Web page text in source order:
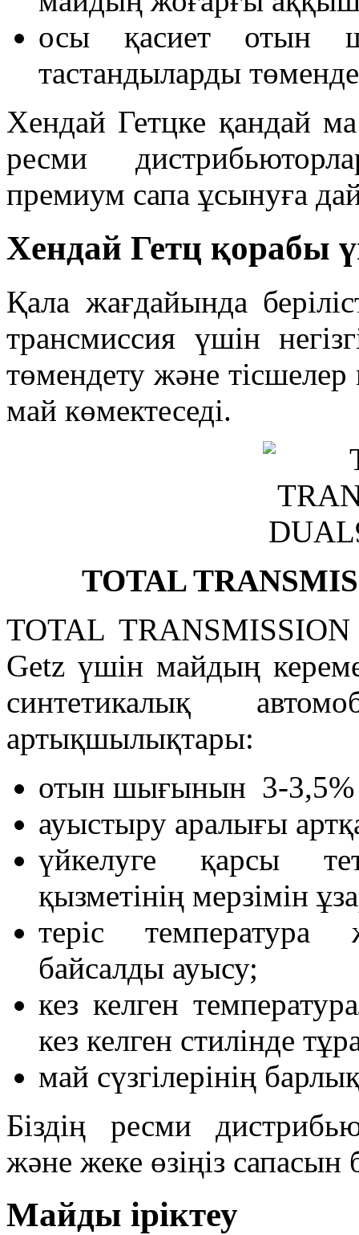
осы қасиет отын
тастандыларды
Хендай Гетцке қандай
ресми
премиум сапа ұсынуға
Хендай Гетц қорабы
Қала жағдайында
трансмиссия үшін
төмендету және тісшелер
май көмектеседі.
TOTAL
TOTAL
Getz үшін майдың
синтетикалық
артықшылықтары:
отын шығынын 3-3,5%
ауыстыру аралығы
үйкелуге қарсы
қызметінің мерзімін
теріс температура
байсалды ауысу;
кез келген
кез келген стилінде
май сүзгілерінің
Біздің ресми
және жеке өзіңіз сапасын
Майды іріктеу